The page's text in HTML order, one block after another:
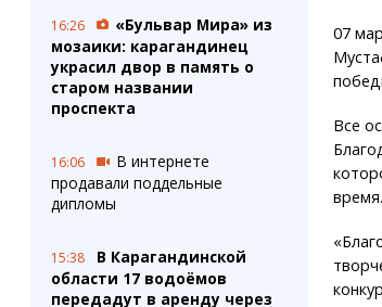
16:26
«Бульвар Мира» из
мозаики: карагандинец
украсил двор в память о
старом названии
проспекта
16:06
В интернете
продавали поддельные
дипломы
15:38
В Карагандинской
области 17 водоёмов
передадут в аренду через
07
Все
время.